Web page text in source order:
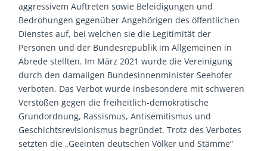
aggressivem Auftreten sowie Beleidigungen und
Bedrohungen gegenüber Angehörigen des öffentlichen
Dienstes auf, bei welchen sie die Legitimität der
Personen und der Bundesrepublik im Allgemeinen in
Abrede stellten. Im März 2021 wurde die Vereinigung
durch den damaligen Bundesinnenminister Seehofer
verboten. Das Verbot wurde insbesondere mit schweren
Verstößen gegen die freiheitlich-demokratische
Grundordnung, Rassismus, Antisemitismus und
Geschichtsrevisionismus begründet. Trotz des Verbotes
setzten die „Geeinten deutschen Völker und Stämme“